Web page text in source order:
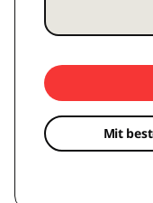
Mit